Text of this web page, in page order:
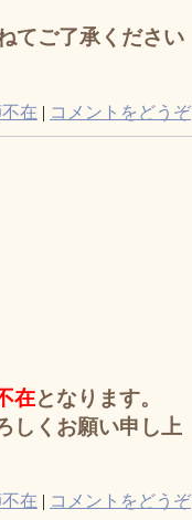
てご了承ください
在 | コメントをどうぞ
在となります。
しくお願い申し上
在 | コメントをどうぞ